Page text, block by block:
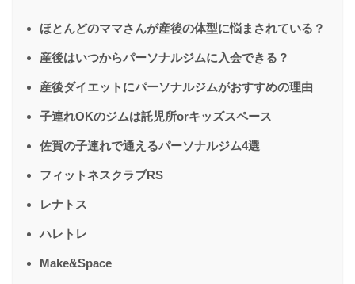
ほとんどのママさんが産後の体型に悩まされている？
産後はいつからパーソナルジムに入会できる？
産後ダイエットにパーソナルジムがおすすめの理由
子連れOKのジムは託児所orキッズスペース
佐賀の子連れで通えるパーソナルジム4選
フィットネスクラブRS
レナトス
ハレトレ
Make&Space